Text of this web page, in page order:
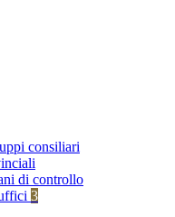
consiliari
di controllo
3